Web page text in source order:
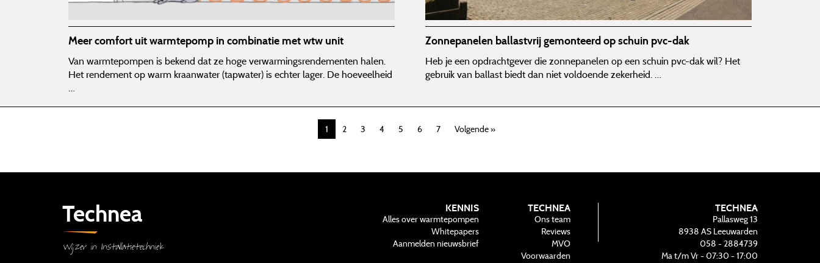
Meer comfort uit warmtepomp in combinatie met wtw unit
Van warmtepompen is bekend dat ze hoge verwarmingsrendementen halen.
Het rendement op warm kraanwater (tapwater) is echter lager. De hoeveelheid
…
Zonnepanelen ballastvrij gemonteerd op schuin pvc-dak
Heb je een opdrachtgever die zonnepanelen op een schuin pvc-dak wil? Het
gebruik van ballast biedt dan niet voldoende zekerheid. …
1 2 3 4 5 6 7 Volgende »
Technea
Wijzer in Installatietechniek
TECHNEA
Pallasweg 13
8938 AS Leeuwarden
058 - 2884739
Ma t/m Vr - 07:30 - 17:00
KENNIS
Alles over warmtepompen
Whitepapers
Aanmelden nieuwsbrief
TECHNEA
Ons team
Reviews
MVO
Voorwaarden